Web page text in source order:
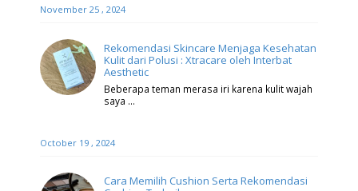
November 25 , 2024
Rekomendasi Skincare Menjaga Kesehatan
Kulit dari Polusi : Xtracare oleh Interbat
Aesthetic
Beberapa teman merasa iri karena kulit wajah
saya …
October 19 , 2024
Cara Memilih Cushion Serta Rekomendasi